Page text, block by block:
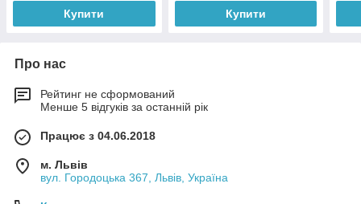
Купити Купити
Про нас
Рейтинг не сформований
Менше 5 відгуків за останній рік
Працює з 04.06.2018
м. Львів
вул. Городоцька 367, Львів, Україна